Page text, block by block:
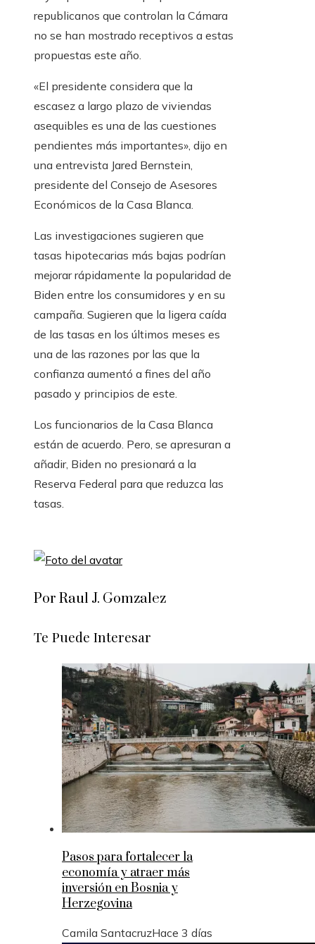
republicanos que controlan la Cámara
no se han mostrado receptivos a estas
propuestas este año.
«El presidente considera que la
escasez a largo plazo de viviendas
asequibles es una de las cuestiones
pendientes más importantes», dijo en
una entrevista Jared Bernstein,
presidente del Consejo de Asesores
Económicos de la Casa Blanca.
Las investigaciones sugieren que
tasas hipotecarias más bajas podrían
mejorar rápidamente la popularidad de
Biden entre los consumidores y en su
campaña. Sugieren que la ligera caída
de las tasas en los últimos meses es
una de las razones por las que la
confianza aumentó a fines del año
pasado y principios de este.
Los funcionarios de la Casa Blanca
están de acuerdo. Pero, se apresuran a
añadir, Biden no presionará a la
Reserva Federal para que reduzca las
tasas.
Por Raul J. Gomzalez
Te Puede Interesar
Pasos para fortalecer la
economía y atraer más
inversión en Bosnia y
Herzegovina
Camila SantacruzHace 3 días